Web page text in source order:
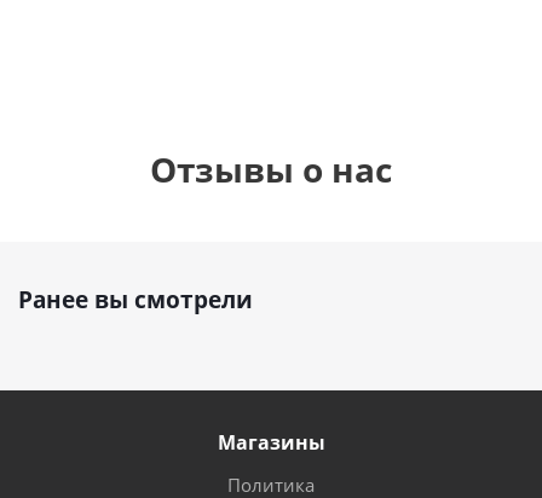
Отзывы о нас
Ранее вы смотрели
Магазины
Политика